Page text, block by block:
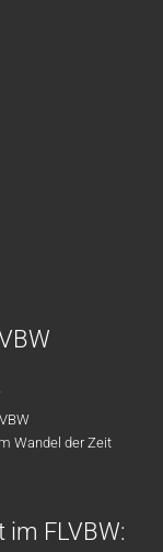
Wandel der Zeit
im FLVBW: